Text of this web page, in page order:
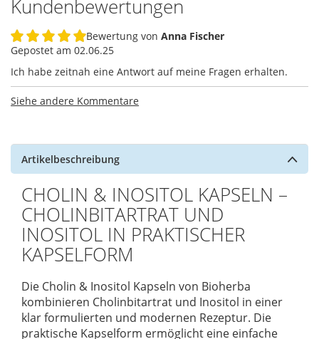
Kundenbewertungen
100%
Bewertung von Anna Fischer
Gepostet am 02.06.25
Ich habe zeitnah eine Antwort auf meine Fragen erhalten.
Siehe andere Kommentare
Artikelbeschreibung
CHOLIN & INOSITOL KAPSELN –
CHOLINBITARTRAT UND
INOSITOL IN PRAKTISCHER
KAPSELFORM
Die Cholin & Inositol Kapseln von Bioherba
kombinieren Cholinbitartrat und Inositol in einer
klar formulierten und modernen Rezeptur. Die
praktische Kapselform ermöglicht eine einfache